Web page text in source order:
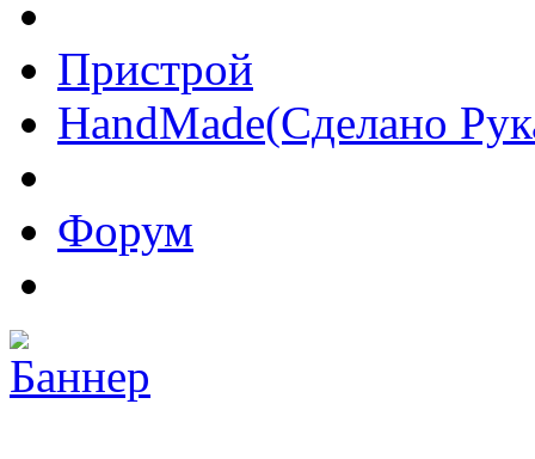
Пристрой
HandMade(Сделано
Форум